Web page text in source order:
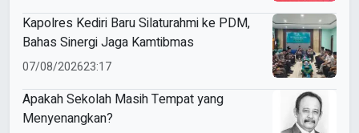
Kapolres Kediri Baru Silaturahmi ke PDM,
Bahas Sinergi Jaga Kamtibmas
07/08/202623:17
Apakah Sekolah Masih Tempat yang
Menyenangkan?